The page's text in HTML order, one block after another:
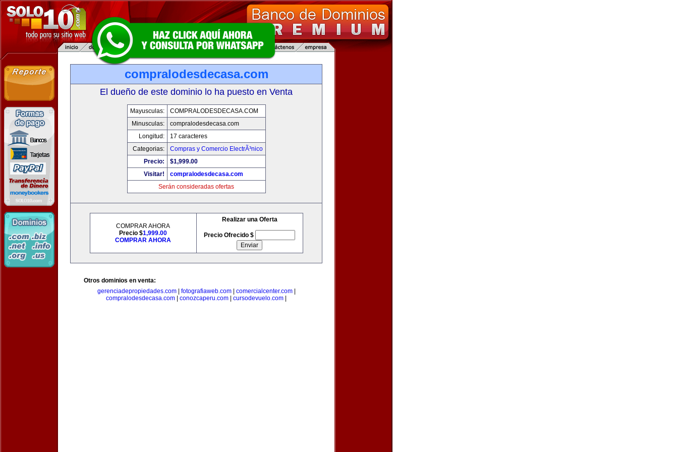
compralodesdecasa.com
El dueño de este dominio lo ha puesto en Venta
Mayusculas:
COMPRALODESDECASA.COM
Minusculas:
compralodesdecasa.com
Longitud:
17 caracteres
Categorias:
Compras y Comercio ElectrÃ³nico
Precio:
$1,999.00
Visitar!
compralodesdecasa.com
Serán consideradas ofertas
COMPRAR AHORA
Precio $1,999.00
COMPRAR AHORA
Realizar una Oferta
Precio Ofrecido $
Otros dominios en venta:
gerenciadepropiedades.com| fotografiaweb.com| comercialcenter.com|
compralodesdecasa.com
conozcaperu.com cursodevuelo.com